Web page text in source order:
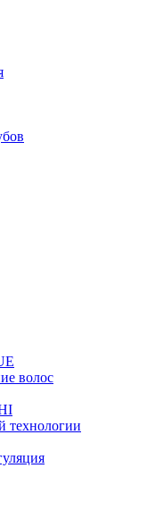
волос
технологии